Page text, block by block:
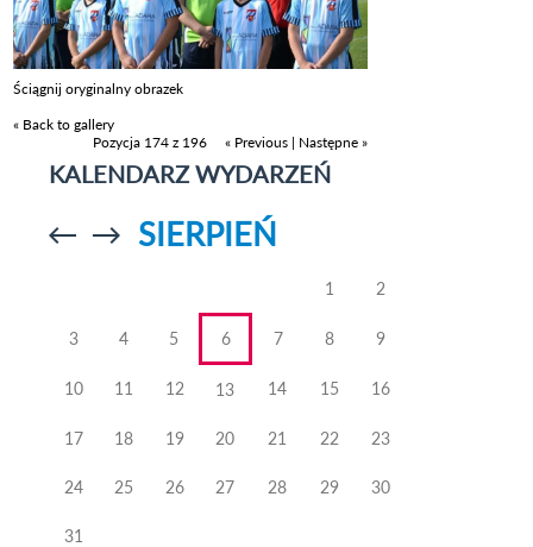
Ściągnij oryginalny obrazek
« Back to gallery
Pozycja 174 z 196
« Previous | Następne »
KALENDARZ WYDARZEŃ
Przejdź doPrzejdź do
SIERPIEŃ
1 2
3 4 5 6 7 8 9
10 11 12 13 14 15 16
17 18 19 20 21 22 23
24 25 26 27 28 29 30
31